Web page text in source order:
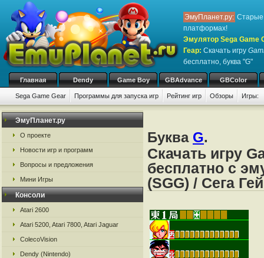
ЭмуПланет.ру: Старые
платформах!
Эмулятор Sega Game
Геар: Скачать игру
бесплатно, буква "G"
Главная Dendy Game Boy GBAdvance GBColor
Sega Game Gear Программы для запуска игр Рейтинг игр Обзоры Игры:
ЭмуПланет.ру
О проекте
Новости игр и программ
Вопросы и предложения
Мини Игры
Консоли
Atari 2600
Atari 5200, Atari 7800, Atari Jaguar
ColecoVision
Dendy (Nintendo)
Буква G.
Скачать игру
бесплатно с
(SGG) / Сега